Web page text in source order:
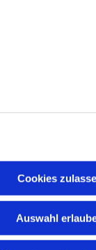
Cookies
Auswahl